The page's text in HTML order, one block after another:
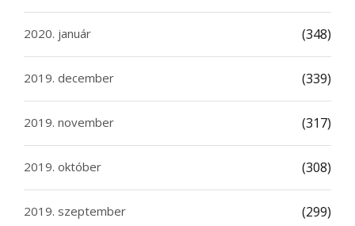
2020. január (348)
2019. december (339)
2019. november (317)
2019. október (308)
2019. szeptember (299)